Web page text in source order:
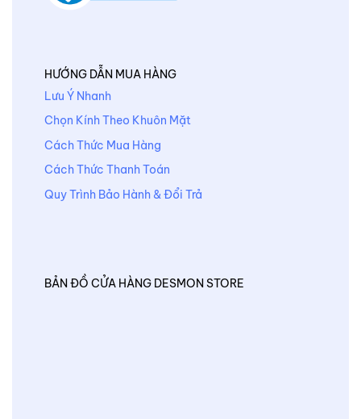
HƯỚNG DẪN MUA HÀNG
Lưu Ý Nhanh
Chọn Kính Theo Khuôn Mặt
Cách Thức Mua Hàng
Cách Thức Thanh Toán
Quy Trình Bảo Hành & Đổi Trả
BẢN ĐỒ CỬA HÀNG DESMON STORE